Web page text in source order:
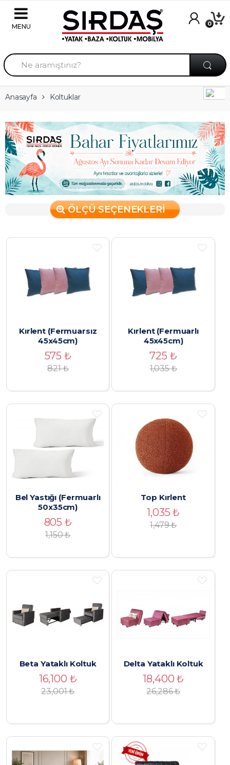
Skip to navigation
Skip to content
A
r
a
m
a
Anasayfa Koltuklar
ÖLÇÜ SEÇENEKLERİ
Kırlent (Fermuarsız
45x45cm)
575 ₺
821₺
Kırlent (Fermuarlı
45x45cm)
725 ₺
1,035₺
Bel Yastığı (Fermuarlı
50x35cm)
805 ₺
1,150₺
Top Kırlent
1,035₺
1,479₺
Beta Yataklı Koltuk
16,100 ₺
23,001₺
Delta Yataklı Koltuk
18,400₺
26,286₺
0